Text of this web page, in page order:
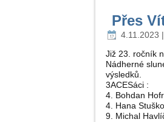
Přes
4.11.2023 |
Již 23. ročník
Nádherné
výsledků.
3ACESáci :
4. Bohdan
4. Hana
9. Michal